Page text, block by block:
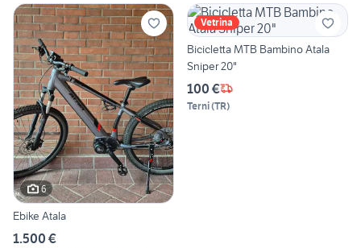
6
Ebike Atala
1.500 €
Vetrina
Bicicletta MTB Bambino Atala
Sniper 20"
100 €
Terni(TR)